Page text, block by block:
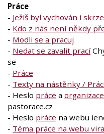
Práce
- Ježíš byl vychován i
- Kdo z nás není někdy
- Modli se a pracuj
- Nedat se zavalit prací
se
- Práce
- Texty na nástěnky /
- Heslo práce a
pastorace.cz
- Heslo práce na webu
- Téma práce na webu